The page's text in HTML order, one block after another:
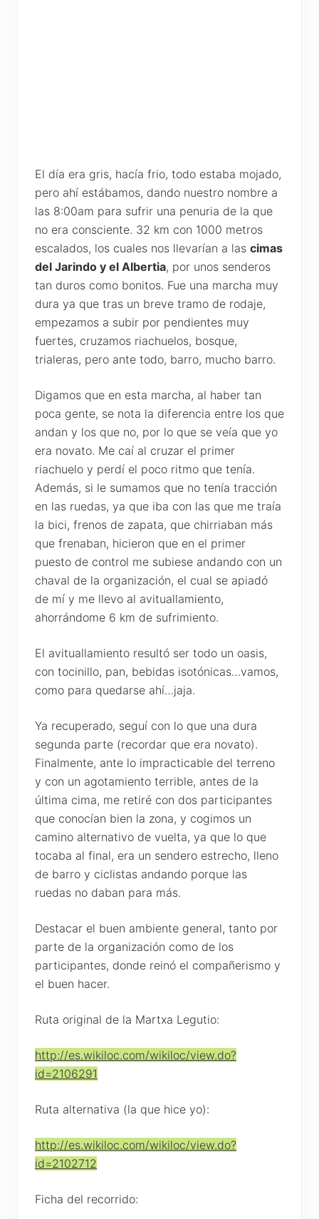
El día era gris, hacía frio, todo estaba mojado,
pero ahí estábamos, dando nuestro nombre a
las 8:00am para sufrir una penuria de la que
no era consciente. 32 km con 1000 metros
escalados, los cuales nos llevarían a las cimas
del Jarindo y el Albertia, por unos senderos
tan duros como bonitos. Fue una marcha muy
dura ya que tras un breve tramo de rodaje,
empezamos a subir por pendientes muy
fuertes, cruzamos riachuelos, bosque,
trialeras, pero ante todo, barro, mucho barro.
Digamos que en esta marcha, al haber tan
poca gente, se nota la diferencia entre los que
andan y los que no, por lo que se veía que yo
era novato. Me caí al cruzar el primer
riachuelo y perdí el poco ritmo que tenía.
Además, si le sumamos que no tenía tracción
en las ruedas, ya que iba con las que me traía
la bici, frenos de zapata, que chirriaban más
que frenaban, hicieron que en el primer
puesto de control me subiese andando con un
chaval de la organización, el cual se apiadó
de mí y me llevo al avituallamiento,
ahorrándome 6 km de sufrimiento.
El avituallamiento resultó ser todo un oasis,
con tocinillo, pan, bebidas isotónicas…vamos,
como para quedarse ahí…jaja.
Ya recuperado, seguí con lo que una dura
segunda parte (recordar que era novato).
Finalmente, ante lo impracticable del terreno
y con un agotamiento terrible, antes de la
última cima, me retiré con dos participantes
que conocían bien la zona, y cogimos un
camino alternativo de vuelta, ya que lo que
tocaba al final, era un sendero estrecho, lleno
de barro y ciclistas andando porque las
ruedas no daban para más.
Destacar el buen ambiente general, tanto por
parte de la organización como de los
participantes, donde reinó el compañerismo y
el buen hacer.
Ruta original de la Martxa Legutio:
http://es.wikiloc.com/wikiloc/view.do?
id=2106291
Ruta alternativa (la que hice yo):
http://es.wikiloc.com/wikiloc/view.do?
id=2102712
Ficha del recorrido: